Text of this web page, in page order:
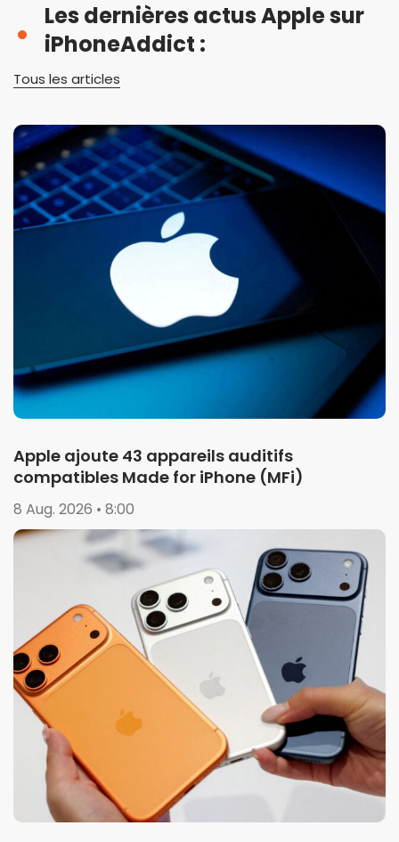
Les dernières actus Apple sur
iPhoneAddict :
Tous les articles
Apple ajoute 43 appareils auditifs
compatibles Made for iPhone (MFi)
8 Aug. 2026 • 8:00